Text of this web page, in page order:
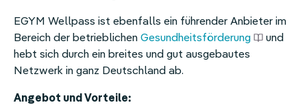
EGYM Wellpass ist ebenfalls ein führender Anbieter im
Bereich der betrieblichen Gesundheitsförderung
und
hebt sich durch ein breites und gut ausgebautes
Netzwerk in ganz Deutschland ab.
Angebot und Vorteile: